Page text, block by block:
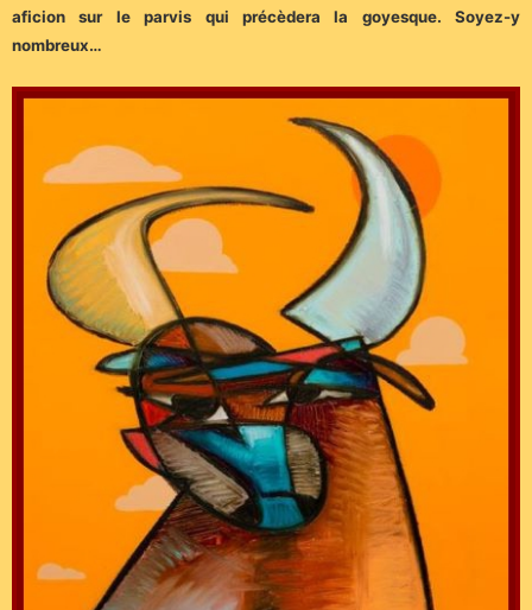
aficion sur le parvis qui précèdera la goyesque. Soyez-y
nombreux…